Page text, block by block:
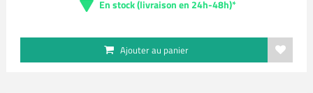
En stock (livraison en 24h-48h)*
Ajouter au panier